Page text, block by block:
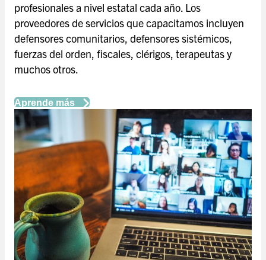
profesionales a nivel estatal cada año. Los
proveedores de servicios que capacitamos incluyen
defensores comunitarios, defensores sistémicos,
fuerzas del orden, fiscales, clérigos, terapeutas y
muchos otros.
Aprende más